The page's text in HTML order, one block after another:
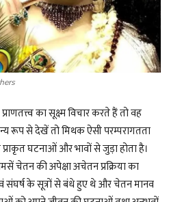
प्राणतत्त्व का सूक्ष्म विचार करते हैं तो वह
रूप से देखें तो मिथक ऐसी परम्परागतता
घटनाओं और भावों से जुड़ा होता है।
चेतन की अपेक्षा अचेतन प्रक्रिया का
संघर्ष के सूत्रों से बंधे हुए थे और चेतन मानव